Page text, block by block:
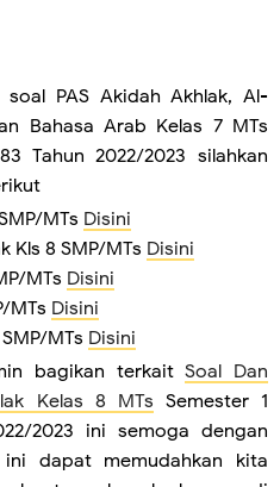
PAS Akidah Akhlak, Al-
Bahasa Arab Kelas 7 MTs
Tahun 2022/2023 silahkan
MTs Disini
Kls 8 SMP/MTs Disini
MTs Disini
MTs Disini
MTs Disini
bagikan terkaitSoal Dan
Kelas 8 MTs Semester 1
2023 ini semoga dengan
dapat memudahkan kita